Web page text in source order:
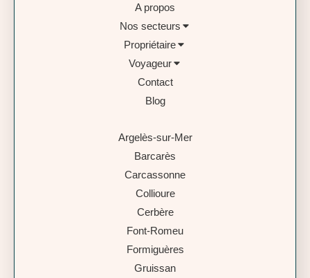
A propos
Nos secteurs
Propriétaire
Voyageur
Contact
Blog
Argelès-sur-Mer
Barcarès
Carcassonne
Collioure
Cerbère
Font-Romeu
Formiguères
Gruissan